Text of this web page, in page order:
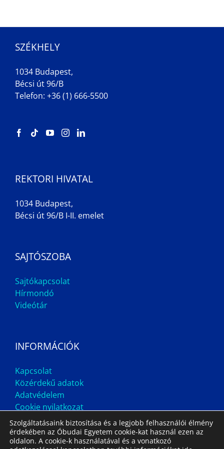
SZÉKHELY
1034 Budapest,
Bécsi út 96/B
Telefon: +36 (1) 666-5500
REKTORI HIVATAL
1034 Budapest,
Bécsi út 96/B I-II. emelet
SAJTÓSZOBA
Sajtókapcsolat
Hírmondó
Videótár
INFORMÁCIÓK
Kapcsolat
Közérdekű adatok
Adatvédelem
Cookie nyilatkozat
Szolgáltatásaink biztosítása és a legjobb felhasználói élmény
érdekében az Óbudai Egyetem cookie-kat használ ezen az
oldalon. A cookie-k használatával és a vonatkozó